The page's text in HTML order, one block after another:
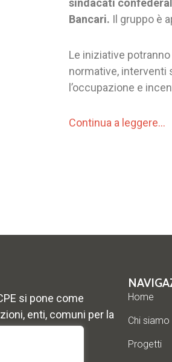
sindacati
Bancari. Il gruppo è
Le iniziative
normative, interventi
l’occupazione e
Continua a leggere…
si pone come
enti, comuni per la
Home
Chi siamo
Progetti